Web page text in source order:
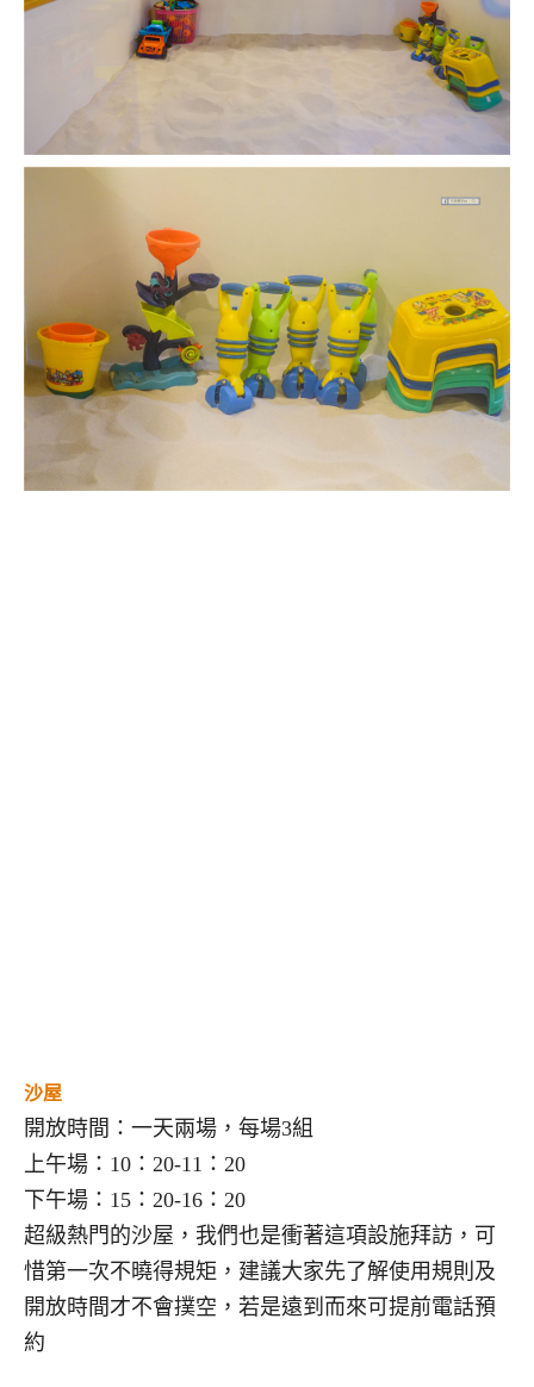
沙屋
開放時間：一天兩場，每場3組
上午場：10：20-11：20
下午場：15：20-16：20
超級熱門的沙屋，我們也是衝著這項設施拜訪，可
惜第一次不曉得規矩，建議大家先了解使用規則及
開放時間才不會撲空，若是遠到而來可提前電話預
約